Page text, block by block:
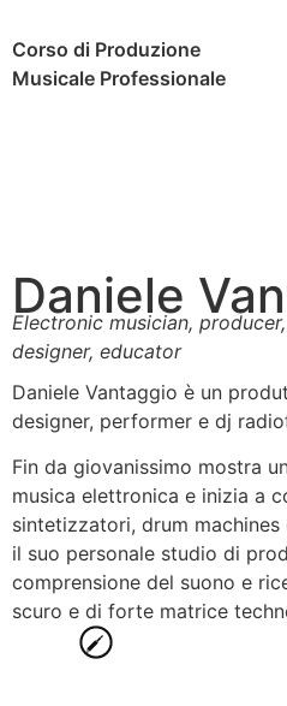
Corso di Produzione
Musicale Professionale
Daniele
Electronic musician,
designer, educator
Daniele Vantaggio è un
designer, performer e dj
Fin da giovanissimo mostra
musica elettronica e inizia a
sintetizzatori, drum
il suo personale studio di
comprensione del suono e
scuro e di forte matrice